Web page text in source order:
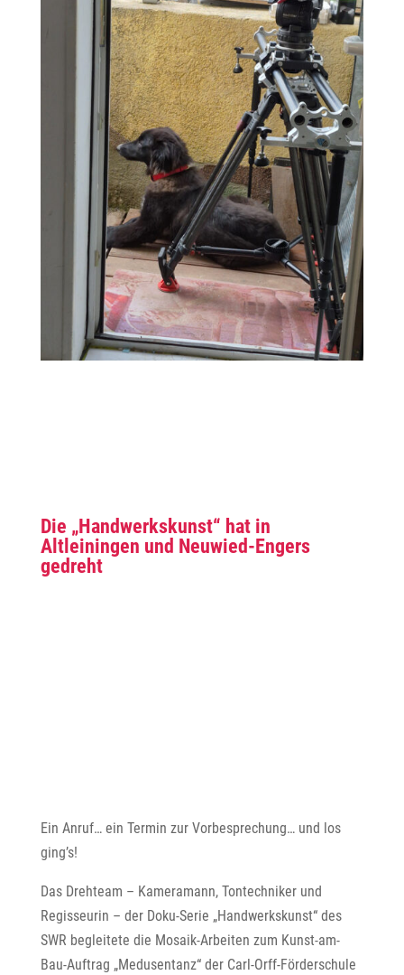
Die „Handwerkskunst“ hat in
Altleiningen und Neuwied-Engers
gedreht
Ein Anruf… ein Termin zur Vorbesprechung… und los
ging’s!
Das Drehteam – Kameramann, Tontechniker und
Regisseurin – der Doku-Serie „Handwerkskunst“ des
SWR begleitete die Mosaik-Arbeiten zum Kunst-am-
Bau-Auftrag „Medusentanz“ der Carl-Orff-Förderschule